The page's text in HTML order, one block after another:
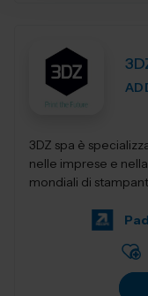
3DZ spa è
nelle imprese e
mondiali di